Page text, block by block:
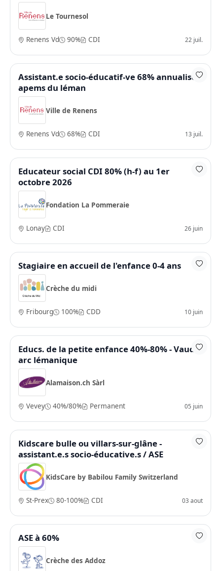
Le Tournesol
Renens Vd 90% CDI 22 juil.
Assistant.e socio-éducatif-ve 68% annualisé -
apems du léman
Ville de Renens
Renens Vd 68% CDI 13 juil.
Educateur social CDI 80% (h-f) au 1er
octobre 2026
Fondation La Pommeraie
Lonay CDI 26 juin
Stagiaire en accueil de l'enfance 0-4 ans
Crèche du midi
Fribourg 100% CDD 10 juin
Educs. de la petite enfance 40%-80% - Vaud /
arc lémanique
Alamaison.ch Sàrl
Vevey 40%/80% Permanent 05 juin
Kidscare bulle ou villars-sur-glâne -
assistant.e.s socio-éducative.s / ASE
KidsCare by Babilou Family Switzerland
St-Prex 80-100% CDI 03 aout
ASE à 60%
Crèche des Addoz